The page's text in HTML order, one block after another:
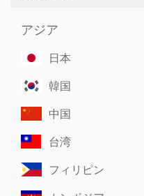
アジア
日本
韓国
中国
台湾
フィリピン